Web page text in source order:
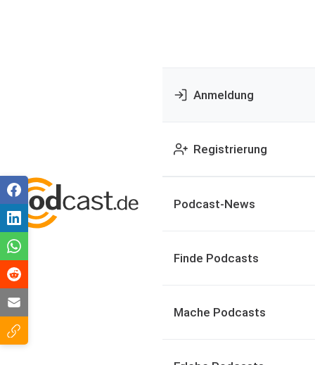
Anmeldung
Registrierung
Podcast-News
Finde Podcasts
Mache Podcasts